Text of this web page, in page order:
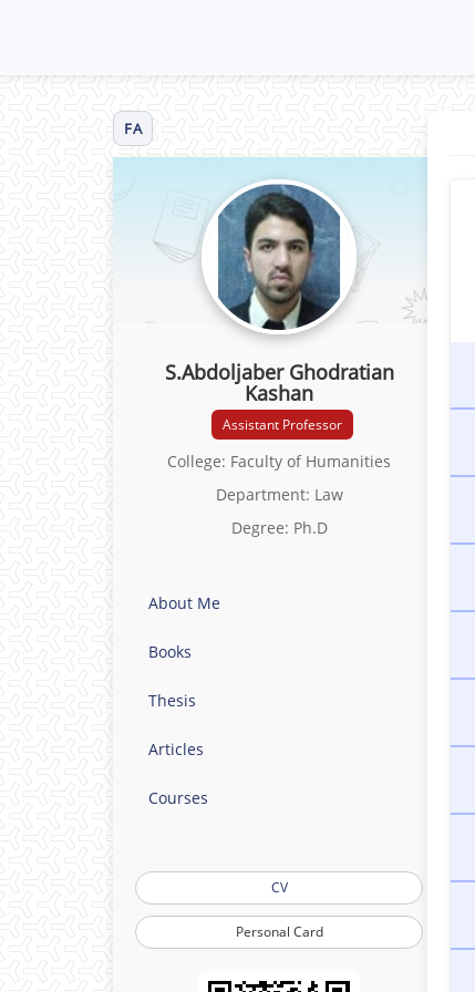
FA
S.Abdoljaber Ghodratian
Kashan
Assistant Professor
College: Faculty of Humanities
Department: Law
Degree: Ph.D
About Me
Books
Thesis
Articles
Courses
CV
Personal Card